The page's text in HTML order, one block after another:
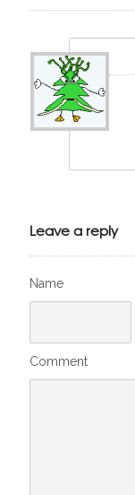
Leave a reply
Name
Comment